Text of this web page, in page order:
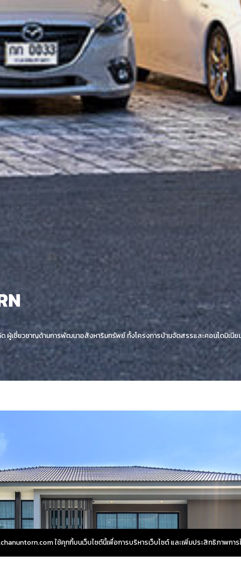
ผู้เชี่ยวชาญด้านการพัฒนาอสังหาริมทรัพย์ ทั้งโครงการบ้านจัดสรรและคอนโดมิเนีย
ใช้คุกกี้บนเว็บไซต์นี้เพื่อการบริหารเว็บไซต์ และเพิ่มประสิทธิภาพกา